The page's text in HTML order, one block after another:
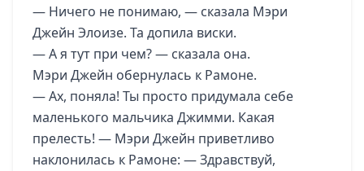
— Ничего не понимаю, — сказала Мэри
Джейн Элоизе. Та допила виски.
— А я тут при чем? — сказала она.
Мэри Джейн обернулась к Рамоне.
— Ах, поняла! Ты просто придумала себе
маленького мальчика Джимми. Какая
прелесть! — Мэри Джейн приветливо
наклонилась к Рамоне: — Здравствуй,